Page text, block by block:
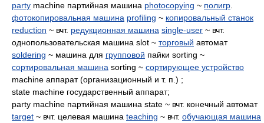
party machine партийная машина photocopying ~ полигр
фотокопировальная машина profiling ~ копировальный станок
reduction ~ вчт. редукционная машина single-user ~ вчт.
однопользовательская машина slot ~ торговый автомат
soldering ~ машина для групповой пайки sorting ~
сортировальная машина sorting ~ сортирующее устройство
machine аппарат (организационный и т. п.) ;
state machine государственный аппарат;
party machine партийная машина state ~ вчт. конечный автомат
target ~ вчт. целевая машина teaching ~ вчт. обучающая машина